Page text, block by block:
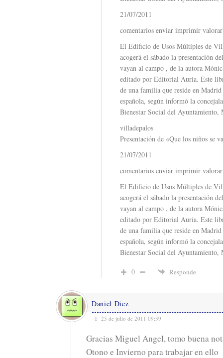
21/07/2011
comentarios enviar imprimir
El Edificio de Usos Múltiples de
acogerá el sábado la presentación
vayan al campo , de la autora
editado por Editorial Auria. Este
de una familia que reside en
española, según informó la
Bienestar Social del Ayuntamiento,
villadepalos
Presentación de «Que los niños se
21/07/2011
comentarios enviar imprimir
El Edificio de Usos Múltiples de
acogerá el sábado la presentación
vayan al campo , de la autora
editado por Editorial Auria. Este
de una familia que reside en
española, según informó la
Bienestar Social del Ayuntamiento,
0 Responde
Daniel Diez
25 de julio de 2011 09:39
Gracias Miguel Angel, tomo buena
Otono e Invierno para trabajar en ello